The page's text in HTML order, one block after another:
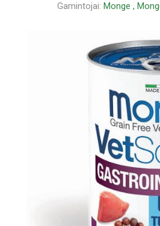
Gamintojai: Monge ,